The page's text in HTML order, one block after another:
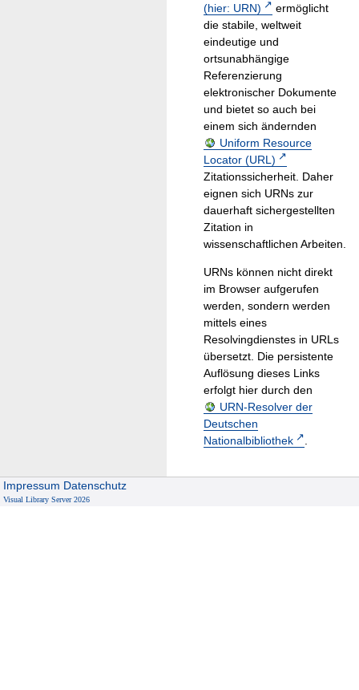
(hier: URN)
ermöglicht
die stabile, weltweit
eindeutige und
ortsunabhängige
Referenzierung
elektronischer Dokumente
und bietet so auch bei
einem sich ändernden
Uniform Resource
Locator (URL)
Zitationssicherheit. Daher
eignen sich URNs zur
dauerhaft sichergestellten
Zitation in
wissenschaftlichen Arbeiten.
URNs können nicht direkt
im Browser aufgerufen
werden, sondern werden
mittels eines
Resolvingdienstes in URLs
übersetzt. Die persistente
Auflösung dieses Links
erfolgt hier durch den
URN-Resolver der
Deutschen
Nationalbibliothek
.
Impressum Datenschutz
Visual Library Server 2026